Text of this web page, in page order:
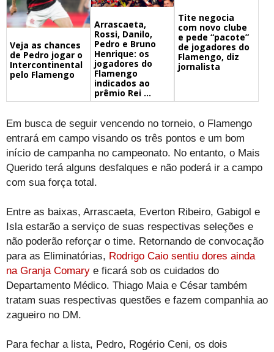
Veja as chances
de Pedro jogar o
Intercontinental
pelo Flamengo
Arrascaeta,
Rossi, Danilo,
Pedro e Bruno
Henrique: os
jogadores do
Flamengo
indicados ao
prêmio Rei ...
Tite negocia
com novo clube
e pede “pacote”
de jogadores do
Flamengo, diz
jornalista
Em busca de seguir vencendo no torneio, o Flamengo
entrará em campo visando os três pontos e um bom
início de campanha no campeonato. No entanto, o Mais
Querido terá alguns desfalques e não poderá ir a campo
com sua força total.
Entre as baixas, Arrascaeta, Everton Ribeiro, Gabigol e
Isla estarão a serviço de suas respectivas seleções e
não poderão reforçar o time. Retornando de convocação
para as Eliminatórias, Rodrigo Caio sentiu dores ainda
na Granja Comary e ficará sob os cuidados do
Departamento Médico. Thiago Maia e César também
tratam suas respectivas questões e fazem companhia ao
zagueiro no DM.
Para fechar a lista, Pedro, Rogério Ceni, os dois